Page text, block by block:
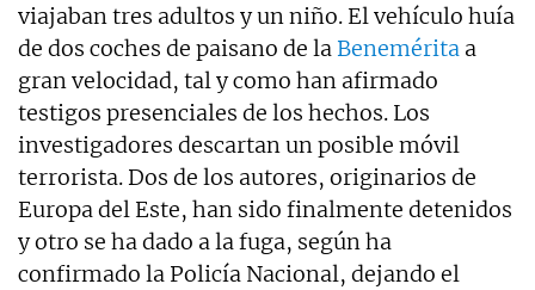
viajaban tres adultos y un niño. El vehículo huía
de dos coches de paisano de la Benemérita a
gran velocidad, tal y como han afirmado
testigos presenciales de los hechos. Los
investigadores descartan un posible móvil
terrorista. Dos de los autores, originarios de
Europa del Este, han sido finalmente detenidos
y otro se ha dado a la fuga, según ha
confirmado la Policía Nacional, dejando el